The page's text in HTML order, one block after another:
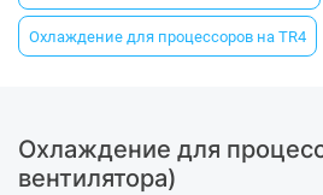
Охлаждение для процессоров на TR4
Охлаждение для
вентилятора)